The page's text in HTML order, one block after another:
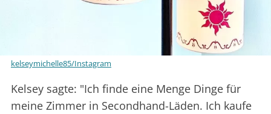
kelseymichelle85/Instagram
Kelsey sagte: "Ich finde eine Menge Dinge für
meine Zimmer in Secondhand-Läden. Ich kaufe